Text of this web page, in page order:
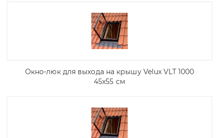
Окно-люк для выхода на крышу Velux VLT 1000
45х55 см